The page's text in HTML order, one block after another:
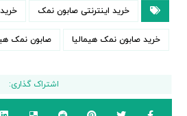
خرید اینترنتی صابون نمک
خرید صابون نمک هیمالیا صابون نمک